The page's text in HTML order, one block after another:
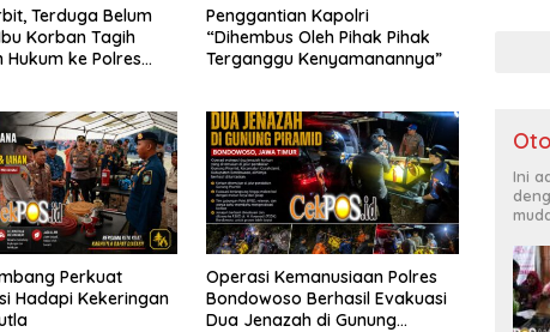
Terduga Belum
Korban Tagih
Hukum ke Polres
Penggantian Kapolri
“Dihembus Oleh Pihak Pihak
Terganggu Kenyamanannya”
Perkuat
Hadapi Kekeringan
Operasi Kemanusiaan Polres
Bondowoso Berhasil Evakuasi
Dua Jenazah di Gunung
Ini